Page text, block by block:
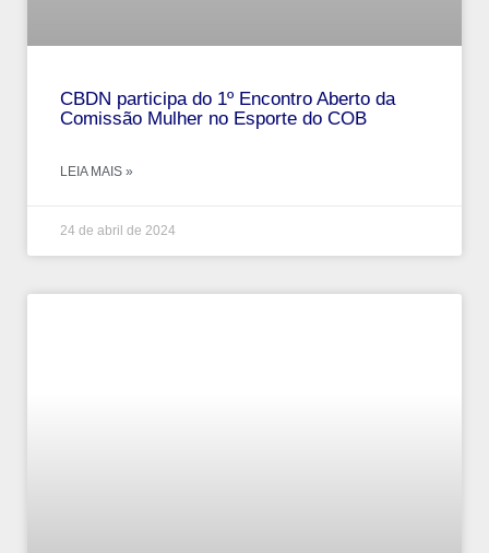
CBDN participa do 1º Encontro Aberto da
Comissão Mulher no Esporte do COB
LEIA MAIS »
24 de abril de 2024